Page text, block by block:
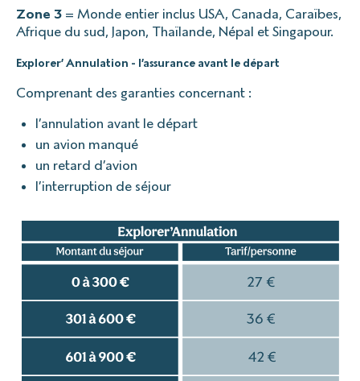
Zone 3 = Monde entier inclus USA, Canada, Caraïbes,
Afrique du sud, Japon, Thaïlande, Népal et Singapour.
Explorer’ Annulation - l’assurance avant le départ
Comprenant des garanties concernant :
l’annulation avant le départ
un avion manqué
un retard d’avion
l’interruption de séjour